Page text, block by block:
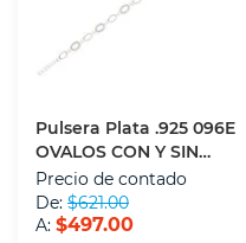
Pulsera Plata .925 096E
OVALOS CON Y SIN
CIRCS 18 CM
Precio de contado
De: $621.00
A: $497.00